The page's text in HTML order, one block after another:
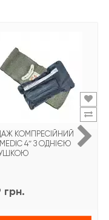
КОМПРЕСІЙНИЙ
4″ З ОДНІЄЮ
грн.